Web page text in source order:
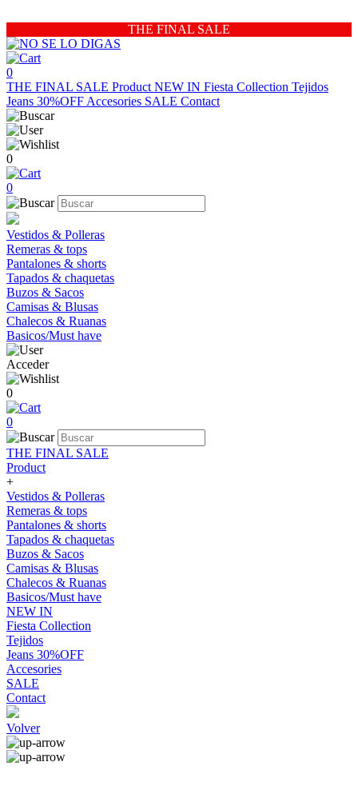
THE FINAL SALE
0
THE FINAL SALE Product NEW IN Fiesta Collection Tejidos
Jeans 30%OFF Accesories SALE Contact
0
0
Vestidos & Polleras
Remeras & tops
Pantalones & shorts
Tapados & chaquetas
Buzos & Sacos
Camisas & Blusas
Chalecos & Ruanas
Basicos/Must have
Acceder
0
0
THE FINAL SALE
Product
+
Vestidos & Polleras
Remeras & tops
Pantalones & shorts
Tapados & chaquetas
Buzos & Sacos
Camisas & Blusas
Chalecos & Ruanas
Basicos/Must have
NEW IN
Fiesta Collection
Tejidos
Jeans 30%OFF
Accesories
SALE
Contact
Volver